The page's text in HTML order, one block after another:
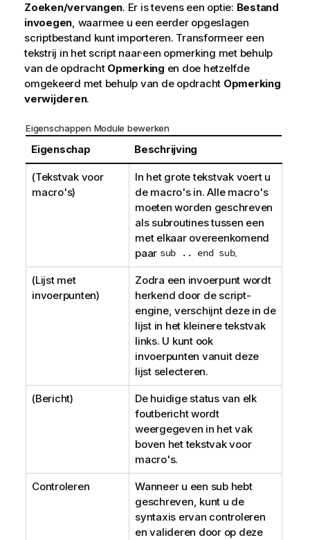
Zoeken/vervangen. Er is tevens een optie: Bestand
invoegen, waarmee u een eerder opgeslagen
scriptbestand kunt importeren. Transformeer een
tekstrij in het script naar·een opmerking met behulp
van de opdracht Opmerking en doe hetzelfde
omgekeerd met behulp van de opdracht Opmerking
verwijderen.
Eigenschappen Module bewerken
Eigenschap Beschrijving
(Tekstvak voor
macro's)
In het grote tekstvak voert u
de macro's in. Alle macro's
moeten worden geschreven
als subroutines tussen een
met elkaar overeenkomend
paar sub .. end sub.
(Lijst met
invoerpunten)
Zodra een invoerpunt wordt
herkend door de script-
engine, verschijnt deze in de
lijst in het kleinere tekstvak
links. U kunt ook
invoerpunten vanuit deze
lijst selecteren.
(Bericht)
De huidige status van elk
foutbericht wordt
weergegeven in het vak
boven het tekstvak voor
macro's.
Controleren
Wanneer u een sub hebt
geschreven, kunt u de
syntaxis ervan controleren
en valideren door op deze